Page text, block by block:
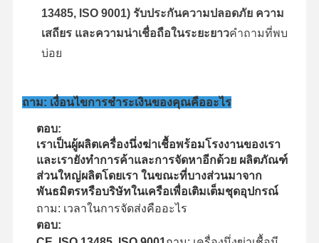
13485, ISO 9001) รับประกันความปลอดภัย ความ
เสถียร และความน่าเชื่อถือในระยะยาวคำถามที่พบ
บ่อย
ถาม: เงื่อนไขการชำระเงินของคุณคืออะไร
ตอบ:
เราเป็นผู้ผลิตเครื่องนึ่งฆ่าเชื้อพร้อมโรงงานของเรา
และเรายังทำการค้าและการจัดหาอีกด้วย ผลิตภัณฑ์
ส่วนใหญ่ผลิตโดยเรา ในขณะที่บางส่วนมาจาก
พันธมิตรหรือบริษัทในเครือเพื่อเติมเต็มชุดอุปกรณ์
ถาม: เวลาในการจัดส่งคืออะไร
ตอบ: